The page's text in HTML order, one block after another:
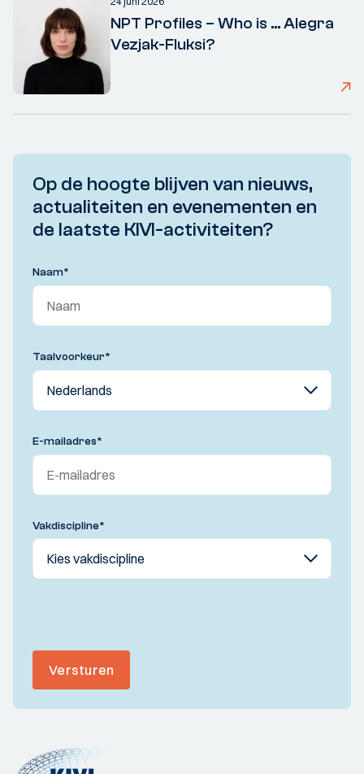
NPT Profiles – Who is ... Alegra
Vezjak-Fluksi?
Op de hoogte blijven van nieuws,
actualiteiten en evenementen en
de laatste KIVI-activiteiten?
Naam*
Taalvoorkeur*
E-mailadres*
Vakdiscipline*
Versturen